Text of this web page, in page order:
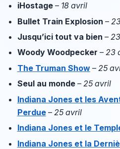
iHostage– 18 avril
Bullet Train Explosion –
Jusqu’ici tout va bien –
Woody Woodpecker – 23
The Truman Show– 25
Seul au monde– 25 avril
Indiana Jones et les
Perdue– 25 avril
Indiana Jones et le
Indiana Jones et la